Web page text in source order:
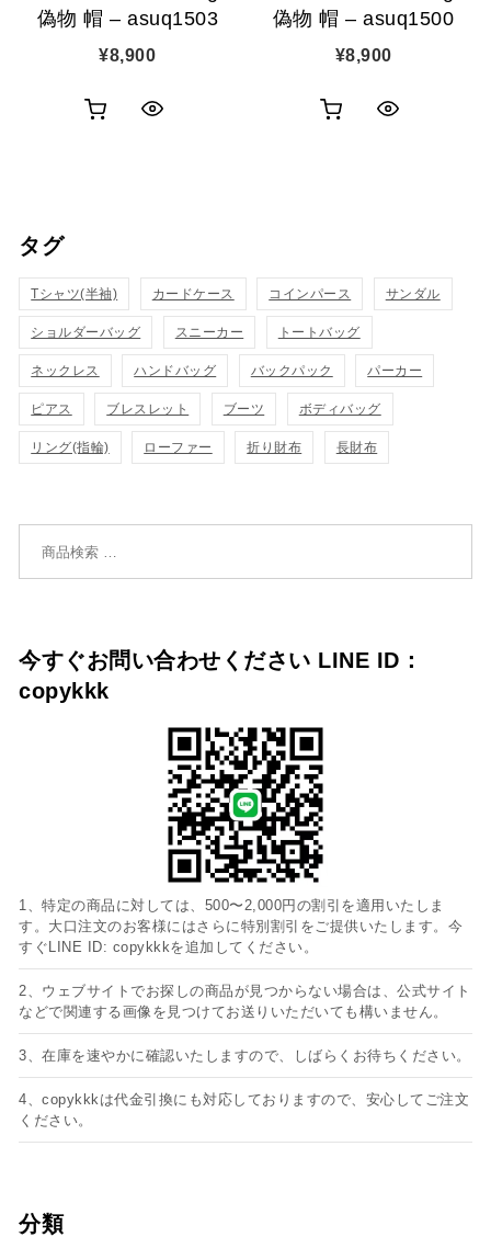
偽物 帽 – asuq1503
¥8,900
偽物 帽 – asuq1500
¥8,900
タグ
Tシャツ(半袖) カードケース コインパース サンダル
ショルダーバッグ スニーカー トートバッグ
ネックレス ハンドバッグ バックパック パーカー
ピアス ブレスレット ブーツ ボディバッグ
リング(指輪) ローファー 折り財布 長財布
今すぐお問い合わせください LINE ID：
copykkk
1、特定の商品に対しては、500〜2,000円の割引を適用いたしま
す。大口注文のお客様にはさらに特別割引をご提供いたします。今
すぐLINE ID: copykkkを追加してください。
2、ウェブサイトでお探しの商品が見つからない場合は、公式サイト
などで関連する画像を見つけてお送りいただいても構いません。
3、在庫を速やかに確認いたしますので、しばらくお待ちください。
4、copykkkは代金引換にも対応しておりますので、安心してご注文
ください。
分類